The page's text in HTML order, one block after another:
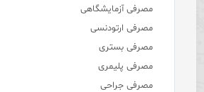
مصرفی آزمایشگاهی
مصرفی ارتودنسی
مصرفی بستری
مصرفی پلیمری
مصرفی جراحی